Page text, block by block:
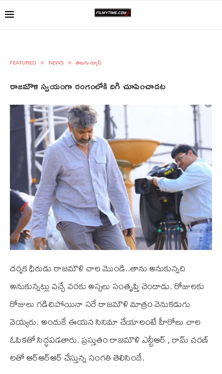
FEATURED NEWS తెలుగు న్యూస్
రాజమౌళి స్వయంగా రంగంలోకి దిగి చూపించాడట
దర్శక ధీరుడు రాజమౌళి చాల మొండి..తాను అనుకున్నది
అనుకున్నట్లు వచ్చే వరకు అస్సలు సంతృప్తి చెందాడు. రోజులకు
రోజులు గడిచిపోయినా సరే రాజమౌళి మాత్రం వెనుకడుగు
వెయ్యరు. అందుకే ఈయన సినిమా చేయాలంటే హీరోలు చాల
ఓపికతో సిద్ధపడతారు. ప్రస్తుతం రాజమౌళి ఎన్టీఆర్ , రామ్ చరణ్
లతో ఆర్ఆర్ఆర్ చేస్తున్న సంగతి తెలిసిందే.